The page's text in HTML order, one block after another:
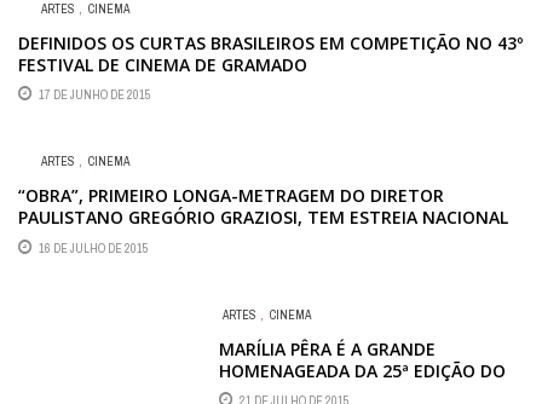
ARTES , CINEMA
DEFINIDOS OS CURTAS BRASILEIROS EM COMPETIÇÃO NO 43º
FESTIVAL DE CINEMA DE GRAMADO
17 DE JUNHO DE 2015
ARTES , CINEMA
“OBRA”, PRIMEIRO LONGA-METRAGEM DO DIRETOR
PAULISTANO GREGÓRIO GRAZIOSI, TEM ESTREIA NACIONAL
NO DIA 13 DE AGOSTO
16 DE JULHO DE 2015
ARTES , CINEMA
MARÍLIA PÊRA É A GRANDE
HOMENAGEADA DA 25ª EDIÇÃO DO
TROFÉU OSCARITO NO FESTIVAL DE